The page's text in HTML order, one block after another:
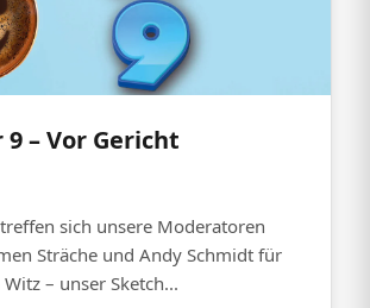
– Vor Gericht
sich unsere Moderatoren
Sträche und Andy Schmidt für
– unser Sketch...